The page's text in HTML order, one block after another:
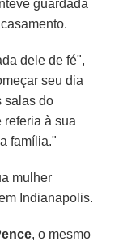
guardada
dele de fé",
seu dia
salas do
à sua
família."
mulher
Indianapolis.
, o mesmo